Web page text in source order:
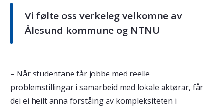
Vi følte oss verkeleg velkomne av
Ålesund kommune og NTNU
– Når studentane får jobbe med reelle
problemstillingar i samarbeid med lokale aktørar, får
dei ei heilt anna forståing av kompleksiteten i